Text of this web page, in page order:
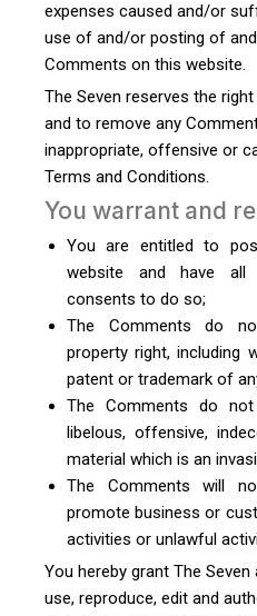
expenses caused and/or
use of and/or posting of
Comments on this website.
The Seven reserves the
and to remove any
inappropriate, offensive or
Terms and Conditions.
You warrant and
You are entitled to
website and have all
consents to do so;
The Comments do
property right, including
patent or trademark of
The Comments do
libelous, offensive,
material which is an
The Comments will
promote business or
activities or unlawful
You hereby grant The
use, reproduce, edit and